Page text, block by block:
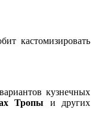
кастомизировать
кузнечных
Тропы и других